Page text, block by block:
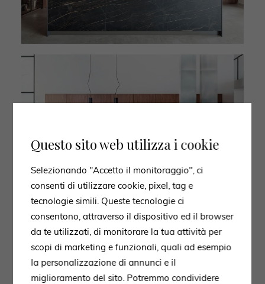
Questo sito web utilizza i cookie
Selezionando "Accetto il monitoraggio", ci
consenti di utilizzare cookie, pixel, tag e
tecnologie simili. Queste tecnologie ci
consentono, attraverso il dispositivo ed il browser
da te utilizzati, di monitorare la tua attività per
scopi di marketing e funzionali, quali ad esempio
la personalizzazione di annunci e il
miglioramento del sito. Potremmo condividere